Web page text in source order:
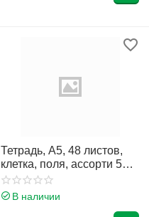
Тетрадь, А5, 48 листов,
клетка, поля, ассорти 5
видов, Hatber, Bubbler
book, 48Т5мтВ1
В наличии